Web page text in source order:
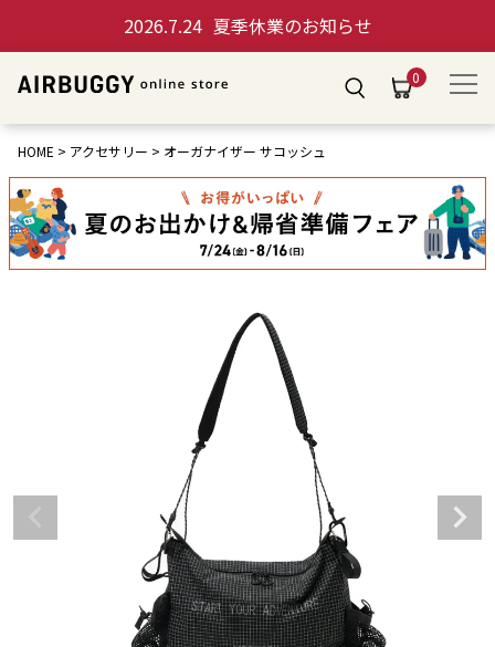
2026.7.24 夏季休業のお知らせ
0
HOME アクセサリー オーガナイザー サコッシュ